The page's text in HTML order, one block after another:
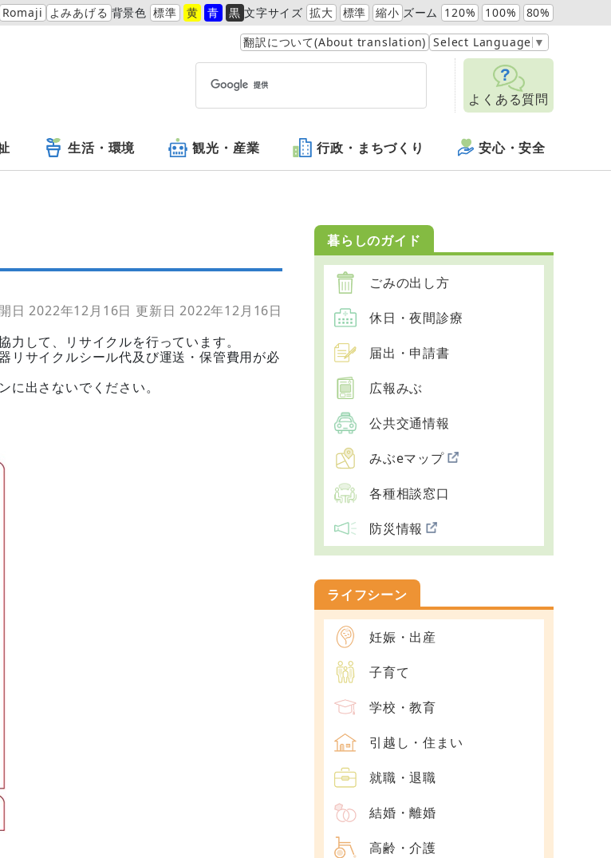
Romaji よみあげる 背景色 標準 黄 青 黒 文字サイズ 拡大 標準 縮小 ズーム 120% 100%
80%
翻訳について(About translation) Select Language ▼
よくある質問
生活・環境 観光・産業 行政・まちづくり 安心・安全
日 2022年12月16日 更新日 2022年12月16日
して、リサイクルを行っています。
リサイクルシール代及び運送・保管費用が必
出さないでください。
暮らしのガイド
ごみの出し方
休日・夜間診療
届出・申請書
広報みぶ
公共交通情報
みぶeマップ
各種相談窓口
防災情報
ライフシーン
妊娠・出産
子育て
学校・教育
引越し・住まい
就職・退職
結婚・離婚
高齢・介護